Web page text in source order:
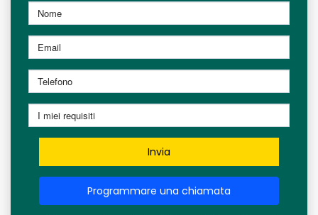
Invia
Programmare una chiamata